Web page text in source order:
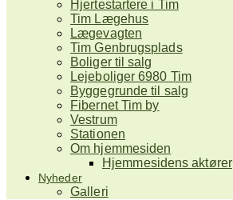
Hjertestartere i Tim
Tim Lægehus
Lægevagten
Tim Genbrugsplads
Boliger til salg
Lejeboliger 6980 Tim
Byggegrunde til salg
Fibernet Tim by
Vestrum
Stationen
Om hjemmesiden
Hjemmesidens aktører
Nyheder
Galleri